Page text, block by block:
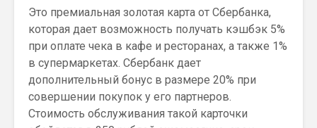
Это премиальная золотая карта от Сбербанка,
которая дает возможность получать кэшбэк 5%
при оплате чека в кафе и ресторанах, а также 1%
в супермаркетах. Сбербанк дает
дополнительный бонус в размере 20% при
совершении покупок у его партнеров.
Стоимость обслуживания такой карточки